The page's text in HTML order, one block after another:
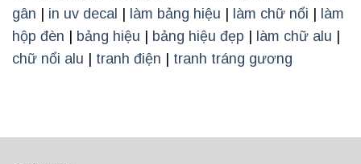
gân | in uv decal | làm bảng hiệu | làm chữ nổi | làm
hộp đèn | bảng hiệu | bảng hiệu đẹp | làm chữ alu |
chữ nổi alu | tranh điện | tranh tráng gương